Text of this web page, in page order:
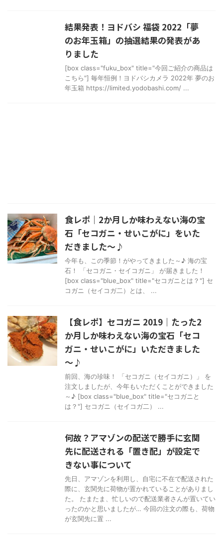
結果発表！ヨドバシ 福袋 2022「夢
のお年玉箱」の抽選結果の発表があ
りました
[box class="fuku_box" title="今回ご紹介の商品は
こちら"] 毎年恒例！ヨドバシカメラ 2022年 夢のお
年玉箱 https://limited.yodobashi.com/ ...
食レポ｜2か月しか味わえない海の宝
石「セコガニ・せいこがに」をいた
だきました～♪
今年も、この季節！がやってきました～♪ 海の宝
石！ 「セコガニ・セイコガニ」 が届きました！
[box class="blue_box" title="セコガニとは？"] セ
コガニ（セイコガ二）とは、 ...
【食レポ】セコガニ 2019｜たった2
か月しか味わえない海の宝石「セコ
ガニ・せいこがに」いただきました
～♪
前回、海の珍味！ 「セコガニ（セイコガニ）」 を
注文しましたが、今年もいただくことができました
～♪ [box class="blue_box" title="セコガニと
は？"] セコガニ（セイコガ二） ...
何故？アマゾンの配送で勝手に玄関
先に配送される「置き配」が設定で
きない事について
先日、アマゾンを利用し、自宅に不在で配送された
際に、玄関先に荷物が置かれていることがありまし
た。 たまたま、忙しいので配送業者さんが置いてい
ったのかと思いましたが… 今回の注文の際も、荷物
が玄関先に置 ...